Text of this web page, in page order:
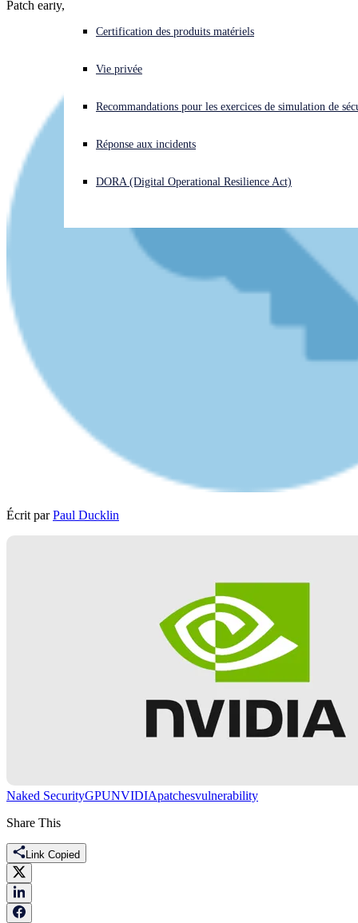
Vous subissez une cyberattaque ? Obtenez une aide immédiate.
Open search
Open language switcher
Certification des produits matériels
Vie privée
Recommandations pour les exercices de simulation de
Réponse aux incidents
DORA (Digital Operational Resilience Act)
Patch early, patch often. Here's why it's worth it.
Écrit par Paul Ducklin
Naked SecurityGPUNVIDIApatchesvulnerability
Share This
Link Copied